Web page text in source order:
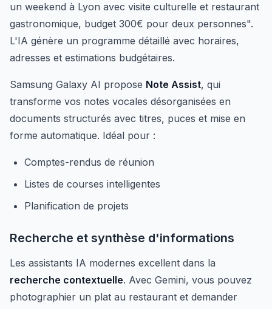
un weekend à Lyon avec visite culturelle et restaurant
gastronomique, budget 300€ pour deux personnes".
L'IA génère un programme détaillé avec horaires,
adresses et estimations budgétaires.
Samsung Galaxy AI propose Note Assist, qui
transforme vos notes vocales désorganisées en
documents structurés avec titres, puces et mise en
forme automatique. Idéal pour :
Comptes-rendus de réunion
Listes de courses intelligentes
Planification de projets
Recherche et synthèse d'informations
Les assistants IA modernes excellent dans la
recherche contextuelle. Avec Gemini, vous pouvez
photographier un plat au restaurant et demander